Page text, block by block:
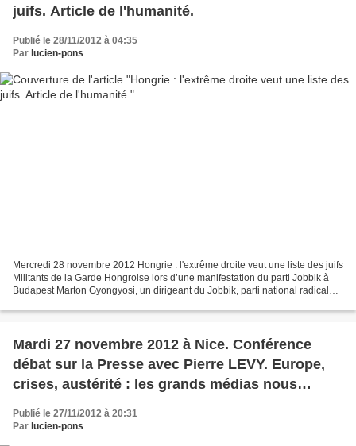
juifs. Article de l'humanité.
Publié le 28/11/2012 à 04:35
Par lucien-pons
Mercredi 28 novembre 2012 Hongrie : l'extrême droite veut une liste des juifs
Militants de la Garde Hongroise lors d’une manifestation du parti Jobbik à
Budapest Marton Gyongyosi, un dirigeant du Jobbik, parti national radical
Mardi 27 novembre 2012 à Nice. Conférence
débat sur la Presse avec Pierre LEVY. Europe,
crises, austérité : les grands médias nous
permettent-ils d'y voir clair ?
Publié le 27/11/2012 à 20:31
Par lucien-pons